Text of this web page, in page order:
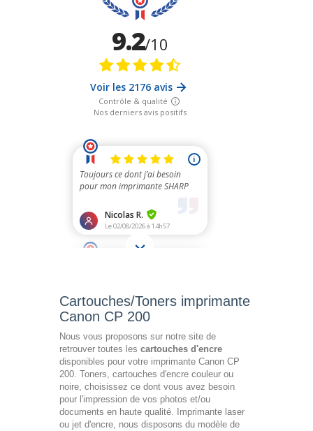
Cartouches/Toners imprimante
Canon CP 200
Nous vous proposons sur notre site de
retrouver toutes les cartouches d'encre
disponibles pour votre imprimante Canon CP
200. Toners, cartouches d'encre couleur ou
noire, choisissez ce dont vous avez besoin
pour l'impression de vos photos et/ou
documents en haute qualité. Imprimante laser
ou jet d'encre, nous disposons du modèle de